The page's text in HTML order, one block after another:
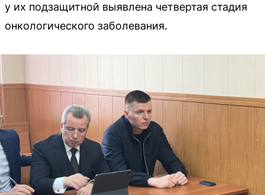
у их подзащитной выявлена четвертая стадия
онкологического заболевания.